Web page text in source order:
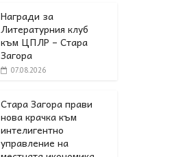
Награди за
Литературния клуб
към ЦПЛР – Стара
Загора
07.08.2026
Стара Загора прави
нова крачка към
интелигентно
управление на